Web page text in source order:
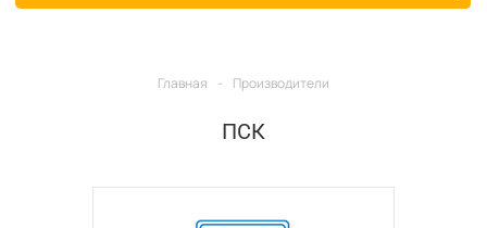
Главная - Производители
ПСК